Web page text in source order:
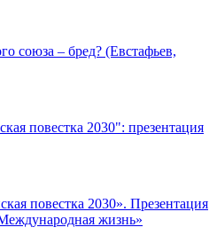
союза – бред? (Евстафьев,
повестка 2030": презентация
повестка 2030». Презентация
жизнь»